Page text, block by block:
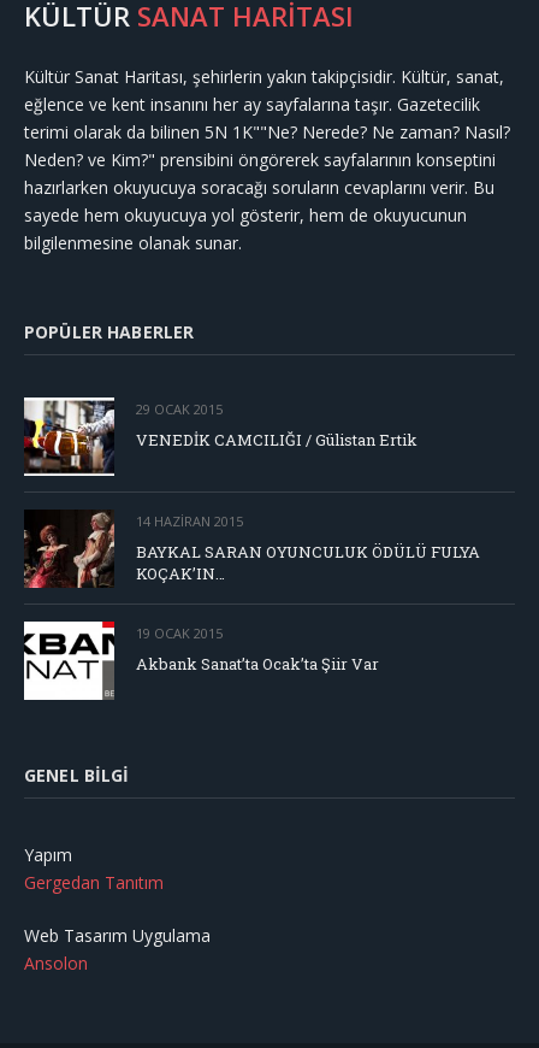
KÜLTÜR SANAT HARİTASI
Kültür Sanat Haritası, şehirlerin yakın takipçisidir. Kültür, sanat,
eğlence ve kent insanını her ay sayfalarına taşır. Gazetecilik
terimi olarak da bilinen 5N 1K""Ne? Nerede? Ne zaman? Nasıl?
Neden? ve Kim?" prensibini öngörerek sayfalarının konseptini
hazırlarken okuyucuya soracağı soruların cevaplarını verir. Bu
sayede hem okuyucuya yol gösterir, hem de okuyucunun
bilgilenmesine olanak sunar.
POPÜLER HABERLER
29 OCAK 2015
VENEDİK CAMCILIĞI / Gülistan Ertik
14 HAZIRAN 2015
BAYKAL SARAN OYUNCULUK ÖDÜLÜ FULYA
KOÇAK’IN…
19 OCAK 2015
Akbank Sanat’ta Ocak’ta Şiir Var
GENEL BILGI
Yapım
Gergedan Tanıtım
Web Tasarım Uygulama
Ansolon